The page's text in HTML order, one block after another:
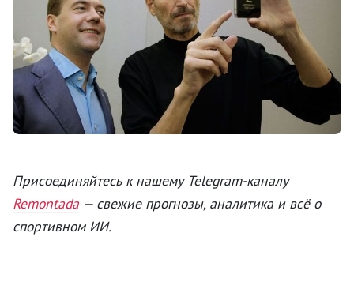
Присоединяйтесь к нашему Telegram-каналу
Remontada — свежие прогнозы, аналитика и всё о
спортивном ИИ.